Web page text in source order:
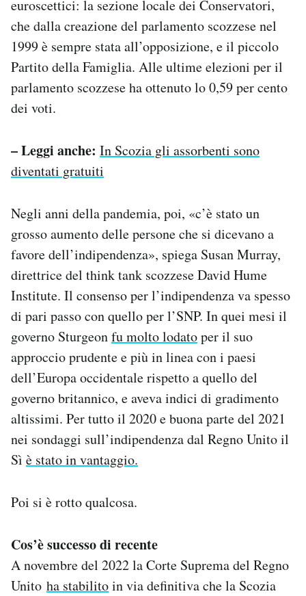
euroscettici: la sezione locale dei Conservatori,
che dalla creazione del parlamento scozzese nel
1999 è sempre stata all’opposizione, e il piccolo
Partito della Famiglia. Alle ultime elezioni per il
parlamento scozzese ha ottenuto lo 0,59 per cento
dei voti.
– Leggi anche: In Scozia gli assorbenti sono
diventati gratuiti
Negli anni della pandemia, poi, «c’è stato un
grosso aumento delle persone che si dicevano a
favore dell’indipendenza», spiega Susan Murray,
direttrice del think tank scozzese David Hume
Institute. Il consenso per l’indipendenza va spesso
di pari passo con quello per l’SNP. In quei mesi il
governo Sturgeonfu molto lodatoper il suo
approccio prudente e più in linea con i paesi
dell’Europa occidentale rispetto a quello del
governo britannico, e aveva indici di gradimento
altissimi. Per tutto il 2020 e buona parte del 2021
nei sondaggi sull’indipendenza dal Regno Unito il
Sì è stato in vantaggio.
Poi si è rotto qualcosa.
Cos’è successo di recente
A novembre del 2022 la Corte Suprema del Regno
Unito ha stabilitoin via definitiva che la Scozia